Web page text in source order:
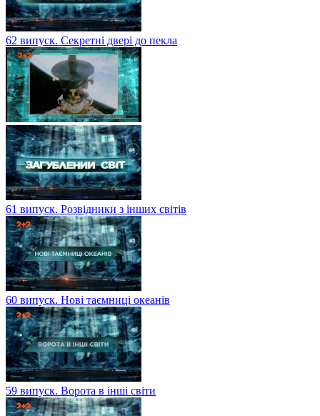
62 випуск. Секретні двері до пекла
61 випуск. Розвідники з інших світів
60 випуск. Нові таємниці океанів
59 випуск. Ворота в інші світи